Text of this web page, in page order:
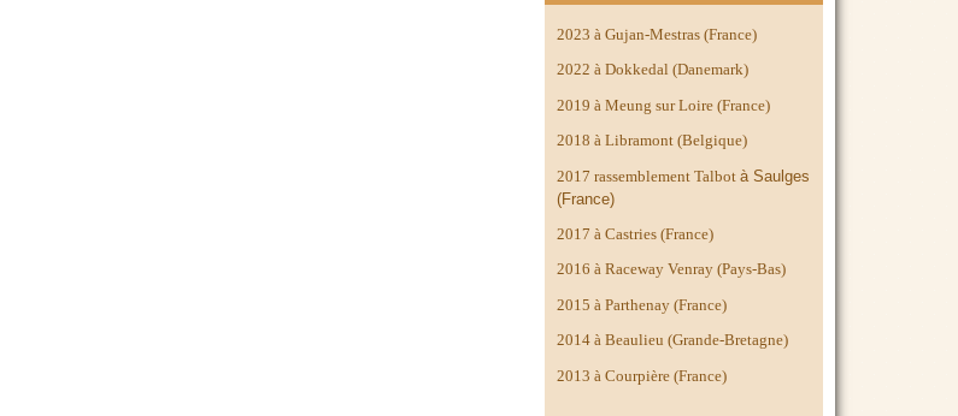
2023 à Gujan-Mestras (France)
2022 à Dokkedal (Danemark)
2019 à Meung sur Loire (France)
2018 à Libramont (Belgique)
2017 rassemblement Talbotà Saulges
(France)
2017 à Castries (France)
2016 à Raceway Venray (Pays-Bas)
2015 à Parthenay (France)
2014 àBeaulieu (Grande-Bretagne)
2013 à Courpière (France)